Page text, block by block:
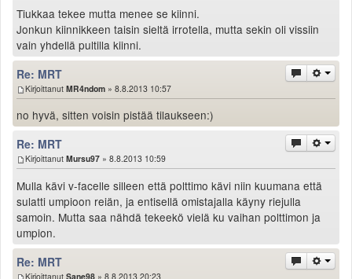
Oulun sää
Kuopion sää
Rovaniemen sää
MUUT
VIP-jäsenyys
Paidat ja vaatteet
Suunnittele oma paita
Mainostus
Palaute
Tiukkaa tekee mutta menee se kiinni.
Jonkun kiinnikkeen taisin sieltä irrotella, mutta sekin oli vissiin
vain yhdellä pultilla kiinni.
Re: MRT
Kirjoittanut MR4ndom » 8.8.2013 10:57
no hyvä, sitten voisin pistää tilaukseen:)
Re: MRT
Kirjoittanut Mursu97 » 8.8.2013 10:59
Mulla kävi v-facelle silleen että polttimo kävi niin kuumana että
sulatti umpioon reiän, ja entisellä omistajalla käyny riejulla
samoin. Mutta saa nähdä tekeekö vielä ku vaihan polttimon ja
umpion.
Re: MRT
Kirjoittanut Sane98 » 8.8.2013 20:23